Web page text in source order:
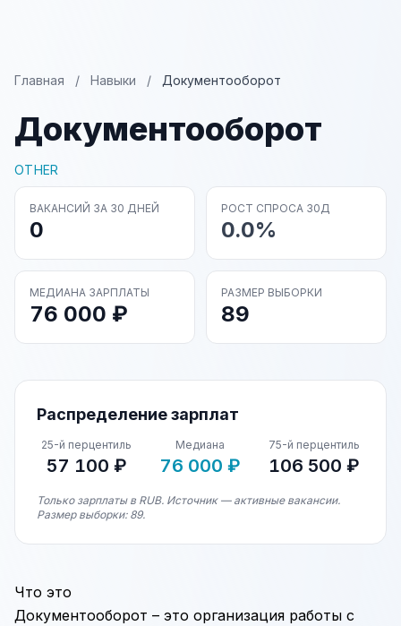
Главная / Навыки / Документооборот
Документооборот
OTHER
ВАКАНСИЙ ЗА 30 ДНЕЙ
0
РОСТ СПРОСА 30Д
0.0%
МЕДИАНА ЗАРПЛАТЫ
76 000 ₽
РАЗМЕР ВЫБОРКИ
89
Распределение зарплат
25-й перцентиль
57 100 ₽
Медиана
76 000 ₽
75-й перцентиль
106 500 ₽
Только зарплаты в RUB. Источник — активные вакансии.
Размер выборки: 89.
Что это
Документооборот – это организация работы с